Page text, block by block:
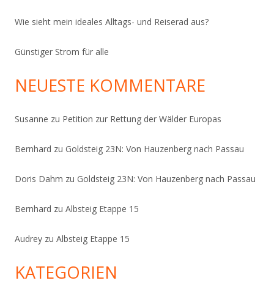
Wie sieht mein ideales Alltags- und Reiserad aus?
Günstiger Strom für alle
NEUESTE KOMMENTARE
Susanne zu Petition zur Rettung der Wälder Europas
Bernhard zu Goldsteig 23N: Von Hauzenberg nach Passau
Doris Dahm zu Goldsteig 23N: Von Hauzenberg nach Passau
Bernhard zu Albsteig Etappe 15
Audrey zu Albsteig Etappe 15
KATEGORIEN